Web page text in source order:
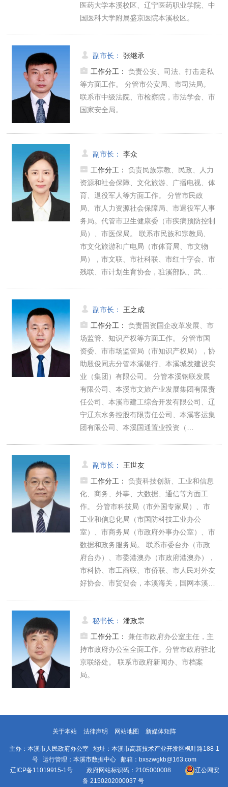
医药大学本溪校区、辽宁医药职业学院、中
国医科大学附属盛京医院本溪校区。
副市长 ：
张继承
工作分工：
负责公安、司法、打击走私
等方面工作。 分管市公安局、市司法局。
联系市中级法院、市检察院，市法学会、市
国家安全局。
副市长 ：
李众
工作分工：
负责民族宗教、民政、人力
资源和社会保障、文化旅游、广播电视、体
育、退役军人等方面工作。 分管市民政
局、市人力资源社会保障局、市退役军人事
务局。代管市卫生健康委（市疾病预防控制
局）、市医保局。 联系市民族和宗教局、
市文化旅游和广电局（市体育局、市文物
局），市文联、市社科联、市红十字会、市
残联、市计划生育协会，驻溪部队、武…
副市长 ：
王之成
工作分工：
负责国资国企改革发展、市
场监管、知识产权等方面工作。 分管市国
资委、市市场监管局（市知识产权局），协
助殷俊同志分管本溪银行、本溪城发建设实
业（集团）有限公司。 分管本溪钢联发展
有限公司、本溪市文旅产业发展集团有限责
任公司、本溪市建工综合开发有限公司、辽
宁辽东水务控股有限责任公司、本溪客运集
团有限公司、本溪国通置业投资（…
副市长 ：
王世友
工作分工：
负责科技创新、工业和信息
化、商务、外事、大数据、通信等方面工
作。 分管市科技局（市外国专家局）、市
工业和信息化局（市国防科技工业办公
室）、市商务局（市政府外事办公室）、市
数据和政务服务局。 联系市委台办（市政
府台办）、市委港澳办（市政府港澳办），
市科协、市工商联、市侨联、市人民对外友
好协会、市贸促会，本溪海关，国网本溪…
秘书长 ：
潘政宗
工作分工：
兼任市政府办公室主任，主
持市政府办公室全面工作。分管市政府驻北
京联络处。 联系市政府新闻办、市档案
局。
关于本站 法律声明 网站地图 新媒体矩阵
主办：本溪市人民政府办公室 地址：本溪市高新技术产业开发区枫叶路188-1
号 运行管理：本溪市数据中心 邮箱：bxszwgkb@163.com
辽ICP备11019915-1号 政府网站标识码：2105000008
辽公网安
备 2150202000037 号